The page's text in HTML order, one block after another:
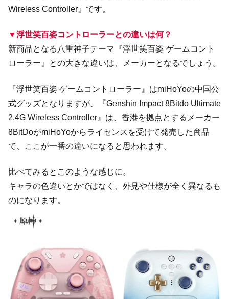
Wireless Controller』です。
▼浮世笑百姿コントローラーとの違いは何？
新商品となる八重神子テーマ『浮世笑百姿 ゲームコント
ローラー』との大きな違いは、メーカーとなるでしょう。
『浮世笑百姿 ゲームコントローラー』はmiHoYoの中国公
式グッズとなりますが、『Genshin Impact 8Bitdo Ultimate
2.4G Wireless Controller』は、香港を拠点とするメーカー
8BitDoがmiHoYoからライセンスを受けて発売した商品
で、ここが一番の違いになると思われます。
比べてみるとこのような感じに。
キャラの色違いとかではなく、外見や仕様が全く異なるも
のになります。